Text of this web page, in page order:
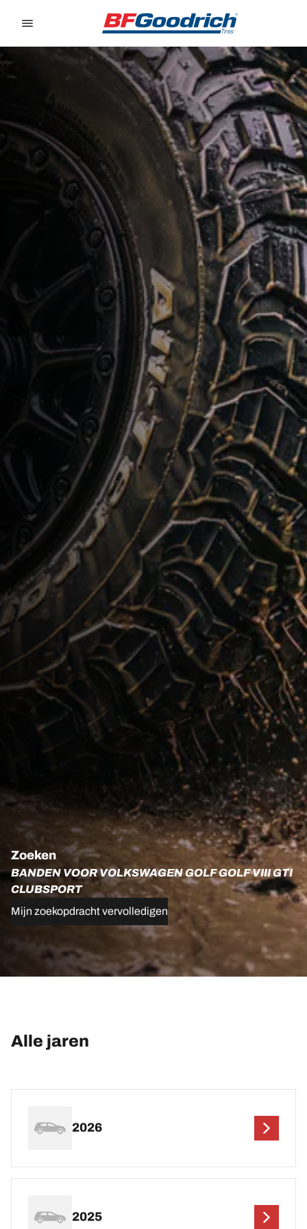
Zoeken
BANDEN VOOR VOLKSWAGEN GOLF GOLF VIII GTI
CLUBSPORT
Mijn zoekopdracht vervolledigen
Alle jaren
2026
2025